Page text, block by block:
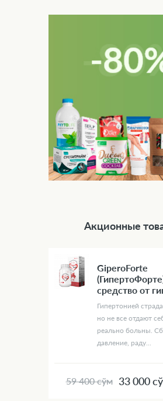
Акционные
GiperoForte
средство от
Гипертонией
но не все отдают
реально больны.
давление, раду...
59 400 сўм 33 000